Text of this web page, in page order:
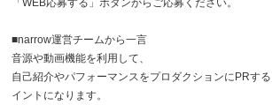
「WEB応募する」ボタンからご応募ください。
■narrow運営チームから一言
音源や動画機能を利用して、
自己紹介やパフォーマンスをプロダクションにPRす
イントになります。